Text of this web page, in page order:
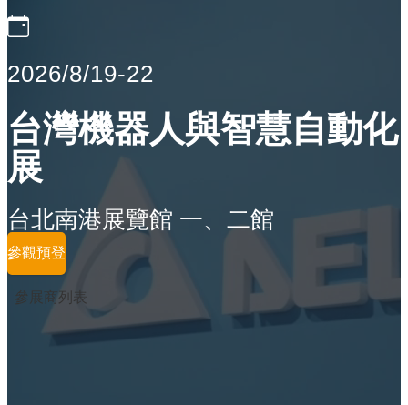
2026/8/19-22
台灣機器人與智慧自動化
展
台北南港展覽館 一、二館
參觀預登
參展商列表